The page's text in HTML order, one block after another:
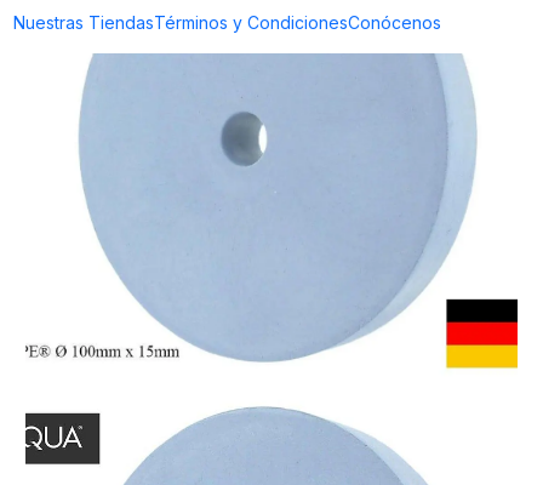
Nuestras TiendasTérminos y CondicionesConócenos